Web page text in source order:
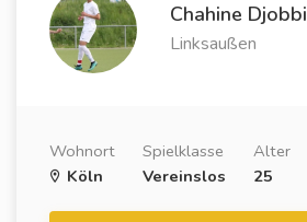
Chahine Djobbi
Linksaußen
Wohnort
Köln
Spielklasse
Vereinslos
Alter
25